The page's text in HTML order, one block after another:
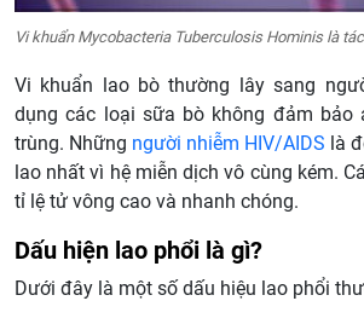
Vi khuẩn Mycobacteria Tuberculosis Hominis là
Vi khuẩn lao bò thường lây sang
dụng các loại sữa bò không đảm bảo
trùng. Những người nhiễm HIV/AIDS là
lao nhất vì hệ miễn dịch vô cùng kém.
tỉ lệ tử vông cao và nhanh chóng.
Dấu hiện lao phổi là gì?
Dưới đây là một số dấu hiệu lao phổi